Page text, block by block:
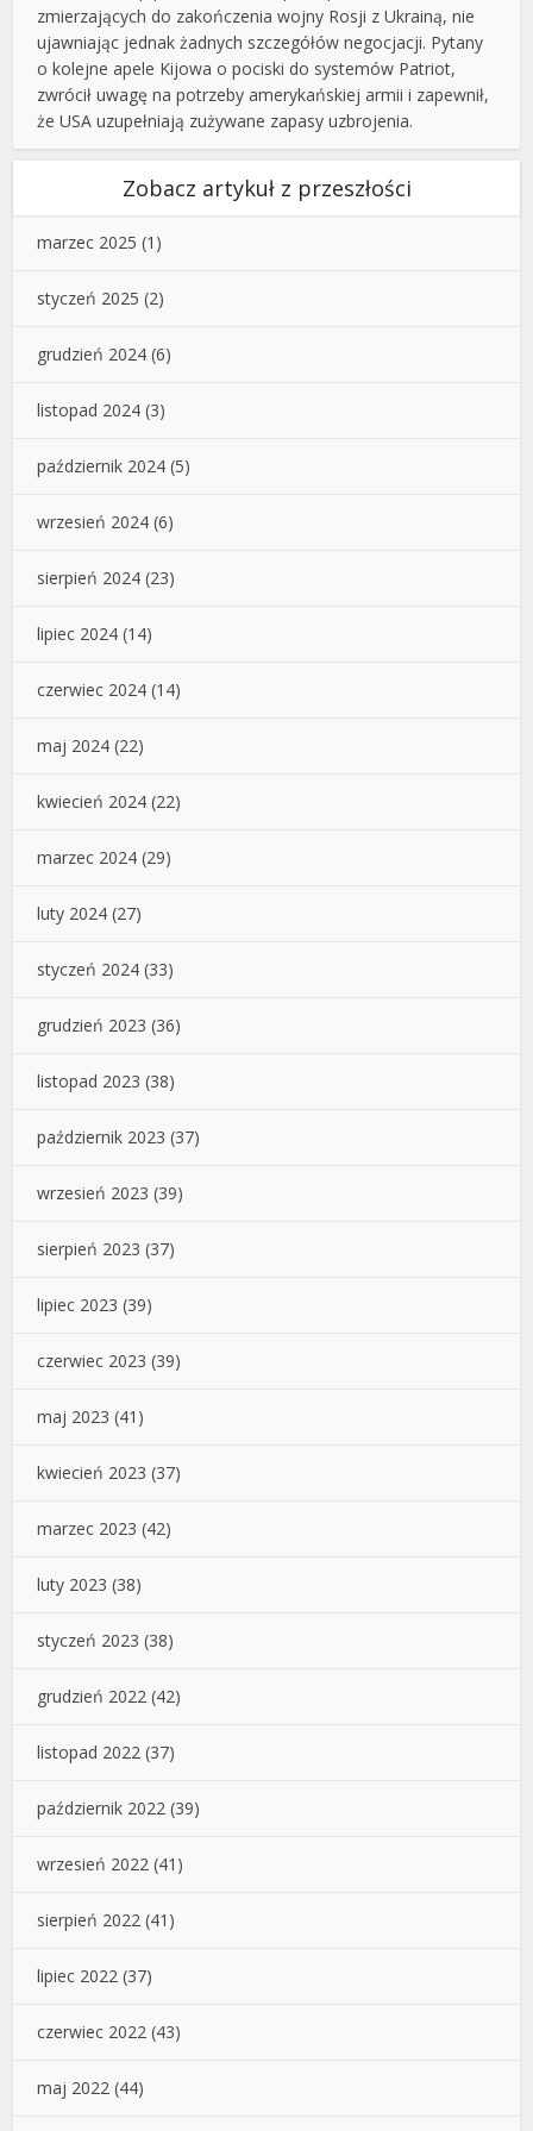
zmierzających do zakończenia wojny Rosji z Ukrainą, nie
ujawniając jednak żadnych szczegółów negocjacji. Pytany
o kolejne apele Kijowa o pociski do systemów Patriot,
zwrócił uwagę na potrzeby amerykańskiej armii i zapewnił,
że USA uzupełniają zużywane zapasy uzbrojenia.
Zobacz artykuł z przeszłości
marzec 2025 (1)
styczeń 2025 (2)
grudzień 2024 (6)
listopad 2024 (3)
październik 2024 (5)
wrzesień 2024 (6)
sierpień 2024 (23)
lipiec 2024 (14)
czerwiec 2024 (14)
maj 2024 (22)
kwiecień 2024 (22)
marzec 2024 (29)
luty 2024 (27)
styczeń 2024 (33)
grudzień 2023 (36)
listopad 2023 (38)
październik 2023 (37)
wrzesień 2023 (39)
sierpień 2023 (37)
lipiec 2023 (39)
czerwiec 2023 (39)
maj 2023 (41)
kwiecień 2023 (37)
marzec 2023 (42)
luty 2023 (38)
styczeń 2023 (38)
grudzień 2022 (42)
listopad 2022 (37)
październik 2022 (39)
wrzesień 2022 (41)
sierpień 2022 (41)
lipiec 2022 (37)
czerwiec 2022 (43)
maj 2022 (44)